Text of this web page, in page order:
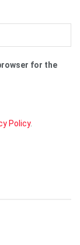
for the
Policy.